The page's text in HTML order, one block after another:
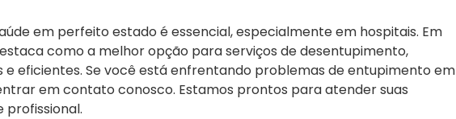
em perfeito estado é essencial, especialmente em hospitais. Em
como a melhor opção para serviços de desentupimento,
e eficientes. Se você está enfrentando problemas de entupimento em
em contato conosco. Estamos prontos para atender suas
profissional.